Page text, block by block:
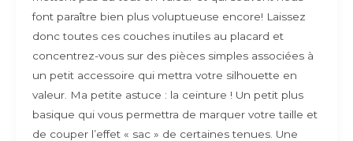
font paraître bien plus voluptueuse encore! Laissez
donc toutes ces couches inutiles au placard et
concentrez-vous sur des pièces simples associées à
un petit accessoire qui mettra votre silhouette en
valeur. Ma petite astuce : la ceinture ! Un petit plus
basique qui vous permettra de marquer votre taille et
de couper l’effet « sac » de certaines tenues. Une